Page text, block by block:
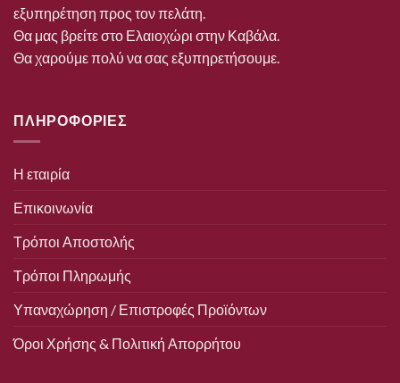
εξυπηρέτηση προς τον πελάτη.
Θα μας βρείτε στο Ελαιοχώρι στην Καβάλα.
Θα χαρούμε πολύ να σας εξυπηρετήσουμε.
ΠΛΗΡΟΦΟΡΙΕΣ
Η εταιρία
Επικοινωνία
Τρόποι Αποστολής
Τρόποι Πληρωμής
Υπαναχώρηση / Επιστροφές Προϊόντων
Όροι Χρήσης & Πολιτική Απορρήτου